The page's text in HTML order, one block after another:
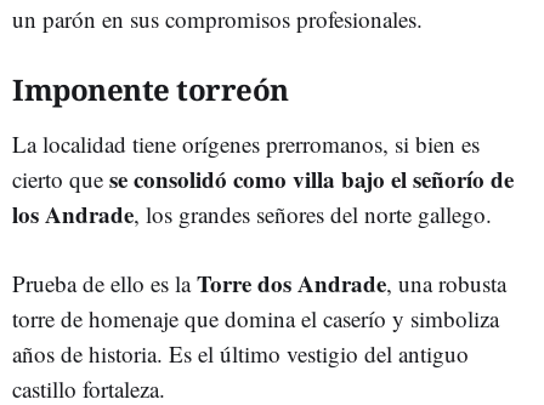
un parón en sus compromisos profesionales.
Imponente torreón
La localidad tiene orígenes prerromanos, si bien es
cierto que se consolidó como villa bajo el señorío de
los Andrade, los grandes señores del norte gallego.
Prueba de ello es laTorre dos Andrade, una robusta
torre de homenaje que domina el caserío y simboliza
años de historia. Es el último vestigio del antiguo
castillo fortaleza.